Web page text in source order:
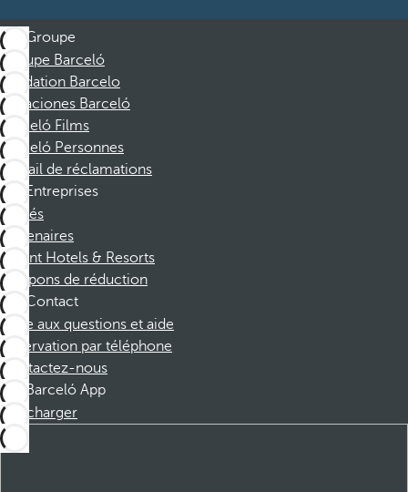
Groupe
Groupe Barceló
Fondation Barcelo
Vacaciones Barceló
Barceló Films
Barceló Personnes
Portail de réclamations
Entreprises
Affiliés
Partenaires
Dorint Hotels & Resorts
Coupons de réduction
Contact
Foire aux questions et aide
Réservation par téléphone
Contactez-nous
Barceló App
Télécharger